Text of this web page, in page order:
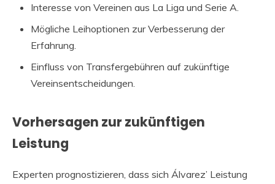
Interesse von Vereinen aus La Liga und Serie A.
Mögliche Leihoptionen zur Verbesserung der
Erfahrung.
Einfluss von Transfergebühren auf zukünftige
Vereinsentscheidungen.
Vorhersagen zur zukünftigen
Leistung
Experten prognostizieren, dass sich Álvarez’ Leistung